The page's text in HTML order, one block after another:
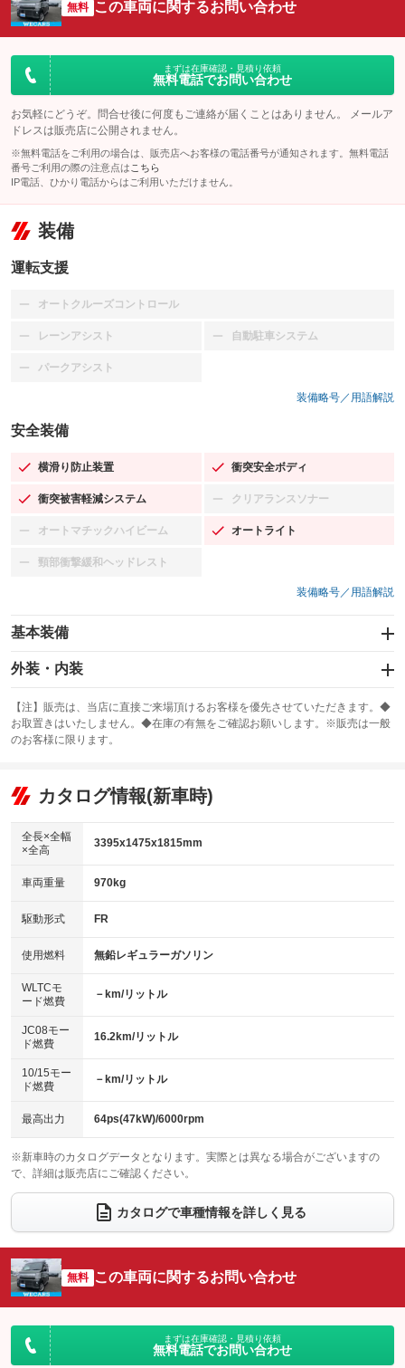
無料 この車両に関するお問い合わせ
まずは在庫確認・見積り依頼
無料電話でお問い合わせ
お気軽にどうぞ。問合せ後に何度もご連絡が届くことはありません。 メールア
ドレスは販売店に公開されません。
※無料電話をご利用の場合は、販売店へお客様の電話番号が通知されます。無料電話
番号ご利用の際の注意点は こちら
IP電話、ひかり電話からはご利用いただけません。
装備
運転支援
オートクルーズコントロール
：装備なし
レーンアシスト
：装備なし 自動駐車システム
：装備なし
パークアシスト
：装備なし
装備略号／用語解説
安全装備
横滑り防止装置
：装備あり 衝突安全ボディ
：装備あり
衝突被害軽減システム
：装備あり クリアランスソナー
：装備なし
オートマチックハイビーム
：装備なし オートライト
：装備あり
頸部衝撃緩和ヘッドレスト
：装備なし
装備略号／用語解説
基本装備
エアバッグ：運転席/助手席
：装備あり
：装備あり
サンルーフ
：装備なし ABS
リフトアップ
：装備なし
：装備なし
パワーウィンドウ
アイドリングストップ
：装備なし
USB入力端子
：装備なし
100V電源
：装備なし
センターデフロック
：装備なし
電動格納ミラー
：装備あり
外装・内装
カーナビ：SDナビ
：装備あり
TV：フルセグ
：装備あり
ビジュアル：-／DVD再生
：装備あり
：装備あり
革シート
キーレス
HID(キセノンライト)
：装備なし
バックカメラ
：装備なし
エアロ
：装備なし
：装備なし
パワーシート
ベンチシート
：装備なし
チップアップシート
：装備なし
：装備なし ：装備なし
ウォークスルー
：装備なし
電動リアゲート フロントカメラ
：装備なし
：装備なし ：装備なし
サイドカメラ
：装備なし ルーフレール
：装備なし
：装備なし
：装備なし
【注】販売は、当店に直接ご来場頂けるお客様を優先させていただきます。◆
お取置きはいたしません。◆在庫の有無をご確認お願いします。※販売は一般
のお客様に限ります。
カタログ情報(新車時)
全長×全幅
×全高
3395x1475x1815mm
車両重量 970kg
駆動形式 FR
使用燃料 無鉛レギュラーガソリン
WLTCモ
ード燃費
－km/リットル
JC08モー
ド燃費
16.2km/リットル
10/15モー
ド燃費
－km/リットル
最高出力 64ps(47kW)/6000rpm
※新車時のカタログデータとなります。実際とは異なる場合がございますの
で、詳細は販売店にご確認ください。
カタログで車種情報を詳しく見る
無料 この車両に関するお問い合わせ
まずは在庫確認・見積り依頼
無料電話でお問い合わせ